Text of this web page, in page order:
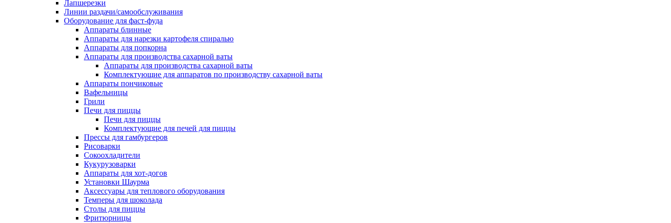
Лапшерезки
Линии раздачи/самообслуживания
Оборудование для фаст-фуда
Аппараты блинные
Аппараты для нарезки картофеля спиралью
Аппараты для попкорна
Аппараты для производства сахарной ваты
Аппараты для производства сахарной ваты
Комплектующие для аппаратов по производству сахарной ваты
Аппараты пончиковые
Вафельницы
Грили
Печи для пиццы
Печи для пиццы
Комплектующие для печей для пиццы
Прессы для гамбургеров
Рисоварки
Сокоохладители
Кукурузоварки
Аппараты для хот-догов
Установки Шаурма
Аксессуары для теплового оборудования
Темперы для шоколада
Столы для пиццы
Фритюрницы